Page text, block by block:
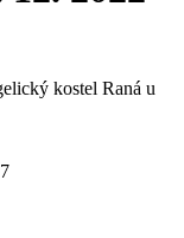
kostel Raná u